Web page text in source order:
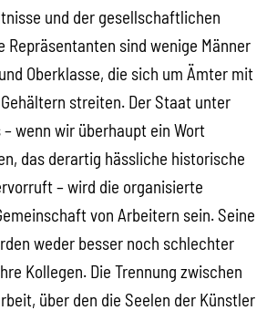
und der gesellschaftlichen
Repräsentanten sind wenige Männer
Oberklasse, die sich um Ämter mit
streiten. Der Staat unter
wenn wir überhaupt ein Wort
das derartig hässliche historische
– wird die organisierte
von Arbeitern sein. Seine
weder besser noch schlechter
Kollegen. Die Trennung zwischen
über den die Seelen der Künstler